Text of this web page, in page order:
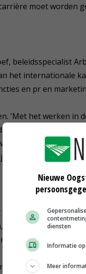
moet worden
beleidsspecialist
het internationale
en pr en
'Met het werken in
en het oplossen
dat jongeren dat
van de
we ons als
projecten om
Nieuwe
diensten
Informatie
Meer